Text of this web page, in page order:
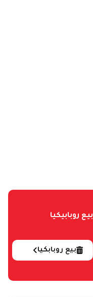
بيع روبابيكيا
بيع روبابكيا